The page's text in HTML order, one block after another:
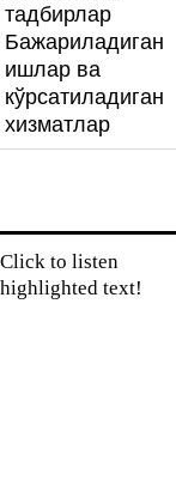
тадбирлар
Бажариладиган
ишлар ва
кўрсатиладиган
хизматлар
Click to listen
highlighted text!